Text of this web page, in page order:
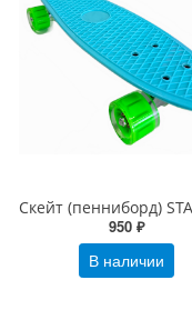
950 ₽
В наличии